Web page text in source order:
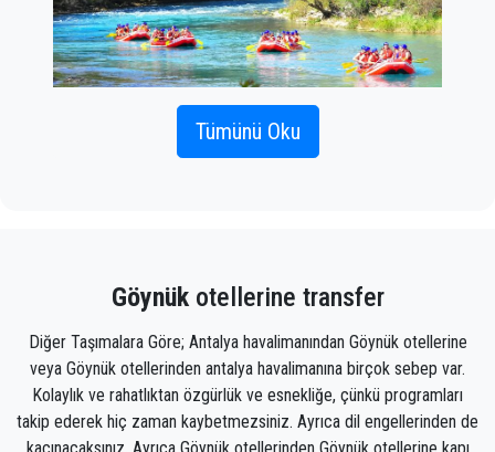
hem telefonla hem de internet üzerinden yapılabilir)
ve varış terminalinizin dışında bir sürücü sizi
karşıladığında bir tabelada adınız yazılı olarak
karşılayacaktır. uçak gelir.
Doğru uçuş bilgilerini, adınızı ve cep telefonu
Tümünü Oku
Göynükotellerine transfer
Diğer Taşımalara Göre; Antalya havalimanından Göynük otellerine
veya Göynük otellerinden antalya havalimanına birçok sebep var.
Kolaylık ve rahatlıktan özgürlük ve esnekliğe, çünkü programları
takip ederek hiç zaman kaybetmezsiniz. Ayrıca dil engellerinden de